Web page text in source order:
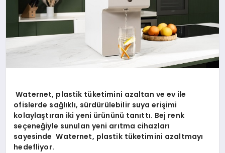
Waternet, plastik tüketimini azaltan ve ev ile
ofislerde sağlıklı, sürdürülebilir suya erişimi
kolaylaştıran iki yeni ürününü tanıttı. Bej renk
seçeneğiyle sunulan yeni arıtma cihazları
sayesinde Waternet, plastik tüketimini azaltmayı
hedefliyor.